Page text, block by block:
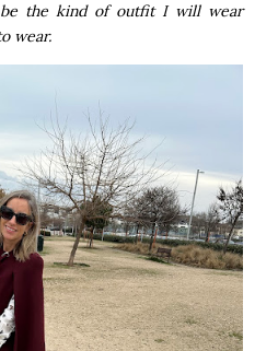
be the kind of outfit I will wear
wear.